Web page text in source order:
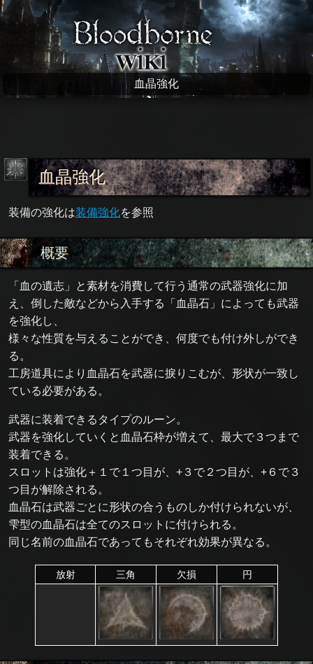
Bloodborne wiki
血晶強化
血晶強化
装備の強化は装備強化を参照
概要
「血の遺志」と素材を消費して行う通常の武器強化に加
え、倒した敵などから入手する「血晶石」によっても武器
を強化し、
様々な性質を与えることができ、何度でも付け外しができ
る。
工房道具により血晶石を武器に捩りこむが、形状が一致し
ている必要がある。
武器に装着できるタイプのルーン。
武器を強化していくと血晶石枠が増えて、最大で３つまで
装着できる。
スロットは強化＋１で１つ目が、+３で２つ目が、+６で３
つ目が解除される。
血晶石は武器ごとに形状の合うものしか付けられないが、
雫型の血晶石は全てのスロットに付けられる。
同じ名前の血晶石であってもそれぞれ効果が異なる。
放射 三角 欠損 円